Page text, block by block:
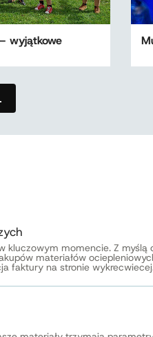
wyjątkowe
momencie. Z myślą
materiałów
faktury na stronie